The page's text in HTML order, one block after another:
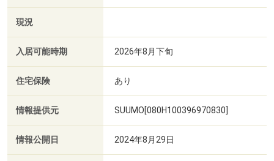
現況
入居可能時期 2026年8月下旬
住宅保険 あり
情報提供元 SUUMO[080H100396970830]
情報公開日 2024年8月29日